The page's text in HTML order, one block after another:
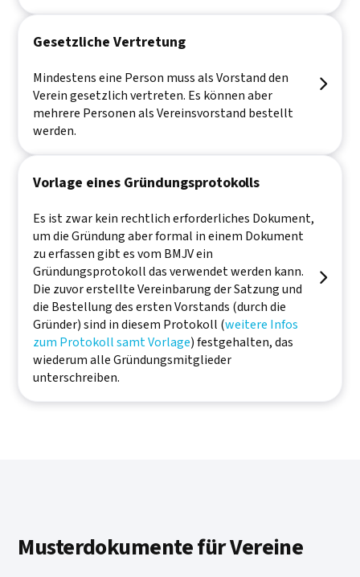
Gesetzliche Vertretung
Mindestens eine Person muss als Vorstand den
Verein gesetzlich vertreten. Es können aber
mehrere Personen als Vereinsvorstand bestellt
werden.

Vorlage eines Gründungsprotokolls
Es ist zwar kein rechtlich erforderliches Dokument,
um die Gründung aber formal in einem Dokument
zu erfassen gibt es vom BMJV ein
Gründungsprotokoll das verwendet werden kann.
Die zuvor erstellte Vereinbarung der Satzung und
die Bestellung des ersten Vorstands (durch die
Gründer) sind in diesem Protokoll (weitere Infos
zum Protokoll samt Vorlage) festgehalten, das
wiederum alle Gründungsmitglieder
unterschreiben.

Musterdokumente für Vereine